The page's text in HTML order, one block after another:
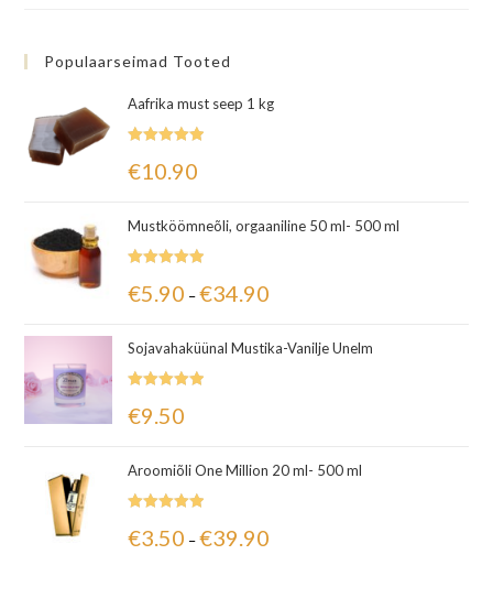
Populaarseimad Tooted
Aafrika must seep 1 kg
5.00/ 5
€10.90
Mustköömneõli, orgaaniline 50 ml- 500 ml
5.00 / 5
€5.90 – €34.90
Sojavahaküünal Mustika-Vanilje Unelm
5.00 / 5
€9.50
Aroomiõli One Million 20 ml- 500 ml
5.00/ 5
€3.50 – €39.90